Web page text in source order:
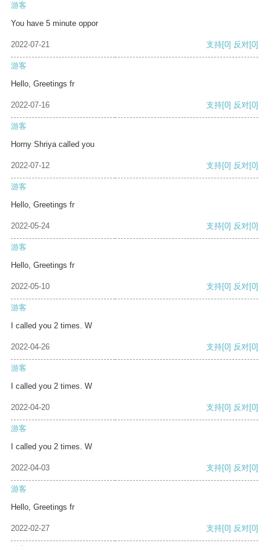
游客
You have 5 minute oppor
2022-07-21 支持[0] 反对[0]
游客
Hello, Greetings fr
2022-07-16 支持[0] 反对[0]
游客
Horny Shriya called you
2022-07-12 支持[0] 反对[0]
游客
Hello, Greetings fr
2022-05-24 支持[0] 反对[0]
游客
Hello, Greetings fr
2022-05-10 支持[0] 反对[0]
游客
I called you 2 times. W
2022-04-26 支持[0] 反对[0]
游客
I called you 2 times. W
2022-04-20 支持[0] 反对[0]
游客
I called you 2 times. W
2022-04-03 支持[0] 反对[0]
游客
Hello, Greetings fr
2022-02-27 支持[0] 反对[0]